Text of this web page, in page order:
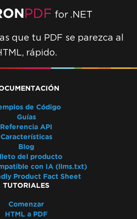
vista a cadena
no Windows)
de tabla
ReadyToRun
de versión de ClickOnce
falla con Prefer32Bit
un fondo gris
no se renderizan
@page vs RenderingOptions
correctamente
de fuentes personalizadas en
que tu PDF se parezca al
rápido.
de Código
Guías
Referencia API
Características
Blog
del producto
con IA (llms.txt)
Product Fact Sheet
TUTORIALES
Comenzar
HTML a PDF